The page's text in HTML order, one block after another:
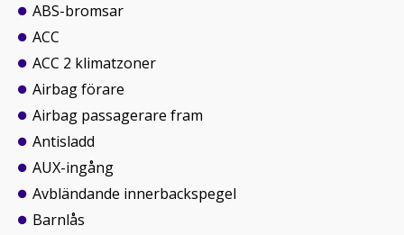
ABS-bromsar
ACC
ACC 2 klimatzoner
Airbag förare
Airbag passagerare fram
Antisladd
AUX-ingång
Avbländande innerbackspegel
Barnlås